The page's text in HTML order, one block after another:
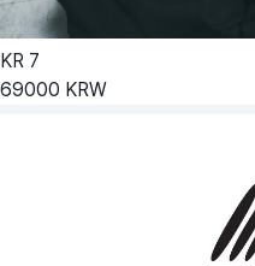
KR 7
69000 KRW